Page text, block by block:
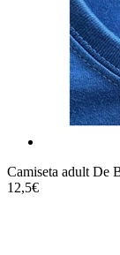
Camiseta adult De
12,5€